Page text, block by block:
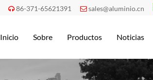
 86-371-65621391  sales@aluminio.cn
Inicio Sobre Productos Noticias